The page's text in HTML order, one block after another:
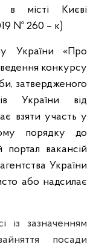
в місті Києві
№ 260 – к)
України «Про
конкурсу
затвердженого
України від
взяти участь у
порядку до
портал вакансій
України
або надсилає
із зазначенням
посади